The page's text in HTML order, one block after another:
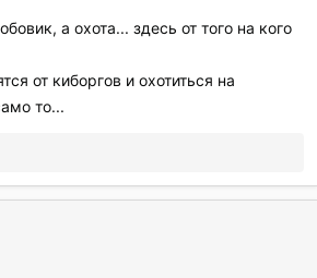
а охота... здесь от того на кого
от киборгов и охотиться на
то...